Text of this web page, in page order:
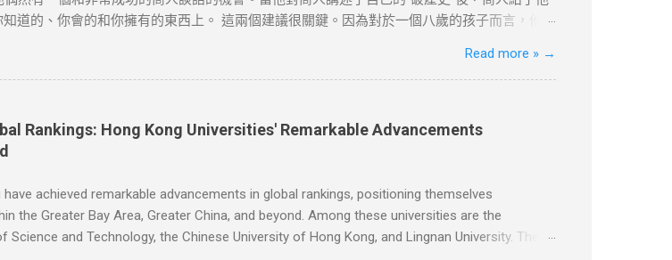
道的、你會的和你擁有的東西上。 這兩個建議很關鍵。因為對於一個八歲的孩子而言，他不
早飯和看報紙，就必須離開溫暖的房間，冒著寒風，到花園去取。雖然路短，但十分麻煩。
，對他們說，每個月只需付給他一美元，他就每天早上把報紙塞到他們的房門底下。大多數
者及網站概不負責，並保留對文章更新和刪除的權力。本文純粹分享學習内容。如涉及版權
，敬請原諒。
Read more » →
Rankings: Hong Kong Universities' Remarkable Advancements
achieved remarkable advancements in global rankings, positioning themselves
the Greater Bay Area, Greater China, and beyond. Among these universities are the
and Technology, the Chinese University of Hong Kong, and Lingnan University. The